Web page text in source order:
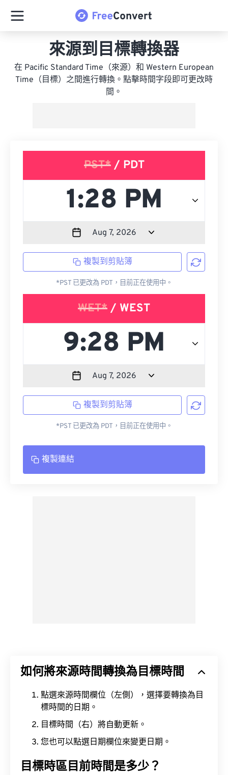
來源到目標轉換器
在 Pacific Standard Time（來源）和 Western European
Time（目標）之間進行轉換。點擊時間字段即可更改時
間。
PST*/ PDT
複製到剪貼簿
*PST 已更改為 PDT，目前正在使用中。
WET* / WEST
複製到剪貼簿
*PST 已更改為 PDT，目前正在使用中。
複製連結
如何將來源時間轉換為目標時間
點選來源時間欄位（左側），選擇要轉換為目
標時間的日期。
目標時間（右）將自動更新。
您也可以點選日期欄位來變更日期。
目標時區目前時間是多少？